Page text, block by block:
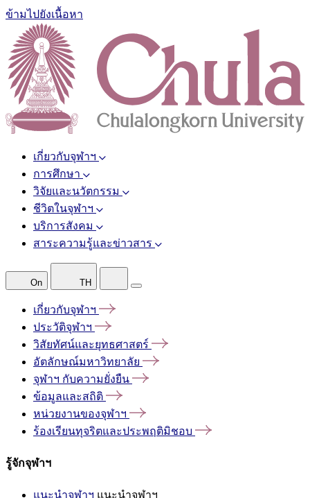
ข้ามไปยังเนื้อหา
เกี่ยวกับจุฬาฯ
การศึกษา
วิจัยและนวัตกรรม
ชีวิตในจุฬาฯ
บริการสังคม
สาระความรู้และข่าวสาร
On TH
เกี่ยวกับจุฬาฯ
ประวัติจุฬาฯ
วิสัยทัศน์และยุทธศาสตร์
อัตลักษณ์มหาวิทยาลัย
จุฬาฯ กับความยั่งยืน
ข้อมูลและสถิติ
หน่วยงานของจุฬาฯ
ร้องเรียนทุจริตและประพฤติมิชอบ
รู้จักจุฬาฯ
แนะนำจุฬาฯ แนะนำจุฬาฯ